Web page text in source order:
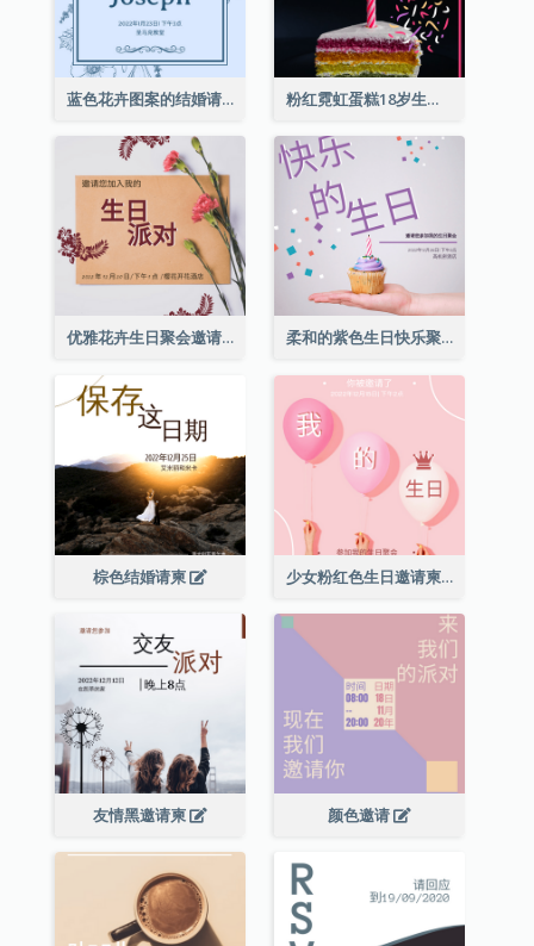
蓝色花卉图案的结婚请柬 粉红霓虹蛋糕18岁生日请柬
优雅花卉生日聚会邀请函 柔和的紫色生日快乐聚会请柬
棕色结婚请柬 少女粉红色生日邀请柬
友情黑邀请柬 颜色邀请